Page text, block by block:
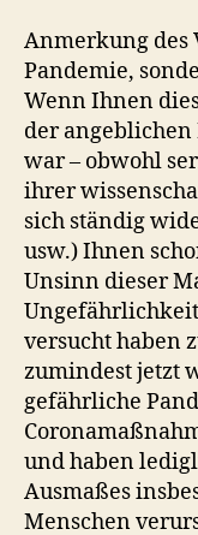
Anmerkung des
Pandemie,
Wenn Ihnen
der angeblichen
war – obwohl
ihrer
sich ständig
usw.) Ihnen
Unsinn dieser
versucht haben
zumindest jetzt
gefährliche
und haben
Ausmaßes
Menschen